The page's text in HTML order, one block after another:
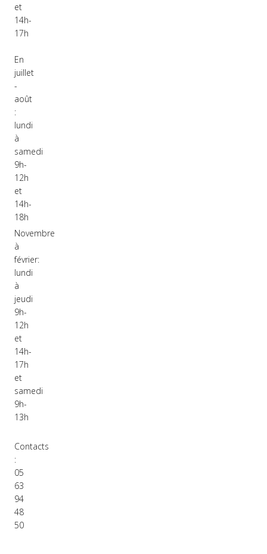
et
14h-
17h
En
juillet
-
août
:
lundi
à
samedi
9h-
12h
et
14h-
18h
Novembre
à
février:
lundi
à
jeudi
9h-
12h
et
14h-
17h
et
samedi
9h-
13h
Contacts
:
05
63
94
48
50